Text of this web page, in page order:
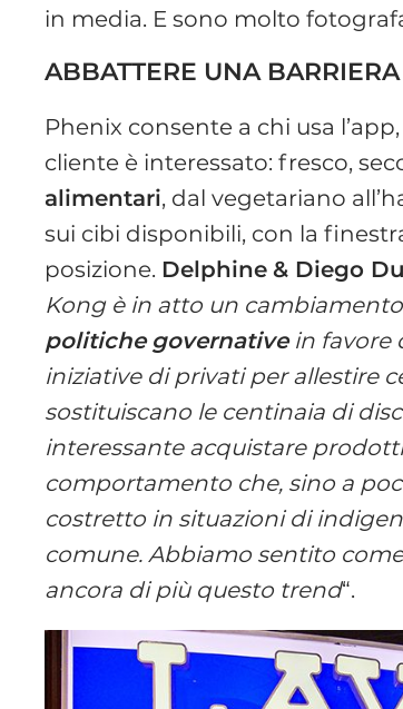
in media. E sono molto
ABBATTERE UNA
Phenix consente a chi usa
cliente è interessato: fresco,
alimentari, dal vegetariano
sui cibi disponibili, con la
posizione. Delphine & Diego
Kong è in atto un
politiche governativein favore
iniziative di privati per allestire
sostituiscano le centinaia di
interessante acquistare
comportamento che, sino a
costretto in situazioni di
comune. Abbiamo sentito
ancora di più questo trend“.